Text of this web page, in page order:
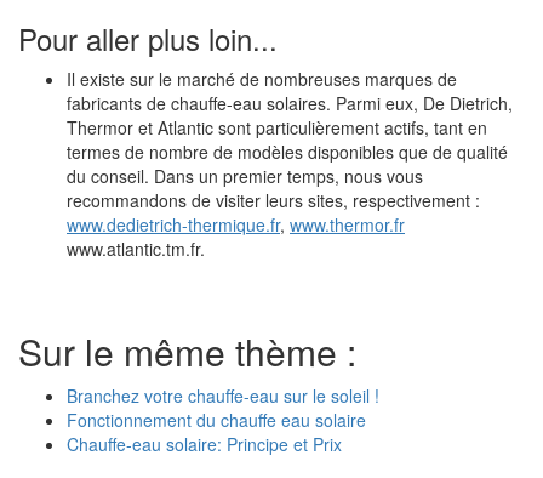
Pour aller plus loin...
Il existe sur le marché de nombreuses marques de
fabricants de chauffe-eau solaires. Parmi eux, De Dietrich,
Thermor et Atlantic sont particulièrement actifs, tant en
termes de nombre de modèles disponibles que de qualité
du conseil. Dans un premier temps, nous vous
recommandons de visiter leurs sites, respectivement :
www.dedietrich-thermique.fr, www.thermor.fr
www.atlantic.tm.fr.
Sur le même thème :
Branchez votre chauffe-eau sur le soleil !
Fonctionnement du chauffe eau solaire
Chauffe-eau solaire: Principe et Prix